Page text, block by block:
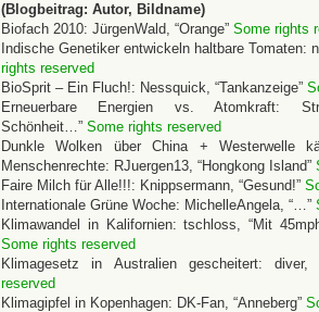
(Blogbeitrag: Autor, Bildname)
Biofach 2010: JürgenWald, “Orange” Some rights
Indische Genetiker entwickeln haltbare Tomaten:
rights reserved
BioSprit – Ein Fluch!: Nessquick, “Tankanzeige”
Erneuerbare Energien vs. Atomkraft:
Schönheit…” Some rights reserved
Dunkle Wolken über China + Westerwelle
Menschenrechte: RJuergen13, “Hongkong Island”
Faire Milch für Alle!!!: Knippsermann, “Gesund!”
Internationale Grüne Woche: MichelleAngela, “…”
Klimawandel in Kalifornien: tschloss, “Mit
Some rights reserved
Klimagesetz in Australien gescheitert: diver,
reserved
Klimagipfel in Kopenhagen: DK-Fan, “Anneberg”